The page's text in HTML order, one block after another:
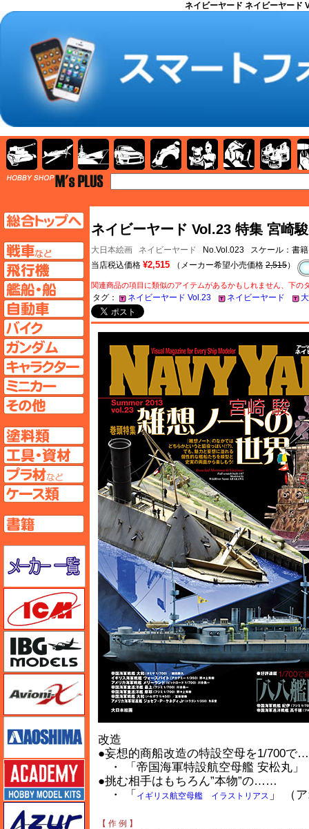
ネイビーヤード ネイビーヤード
ネイビーヤード Vol.23 特集 宮崎
大日本絵画 ネイビーヤード No.Vol.023 スケール：書籍
当店税込価格 ¥2,515 （メーカー希望小売価格 2,515）
関連商品の項目に類似のアイテムがあるかもしれません、下の
タグ： ネイビーヤード Vol.23 ネイビーヤード
改造
●妄想的商船改造の特設空母を1/700
・ 「帝国海軍特設航空母艦 安松丸」
●挑む相手はもちろん”本物”の……
・ 「 イギリス航空母艦 イラストリアス 」 （
【 作 例 】
AFV
飛行機ページへ
艦船ページへ
自動車ページへ
バイクページへ
ガンダムページへ
キャラクターページへ
ミニカーページへ
その他ページへ
塗料ページへ
工具ページへ
プラ材ページへ
ケースページへ
書籍ページへ
メーカー一覧のページはこちら
ICM
Avioni-X（アヴィオニクス）
アオシマ
アカデミー
AFV 飛行機 艦船 自動車 バイク キャラクターガンダム 塗料